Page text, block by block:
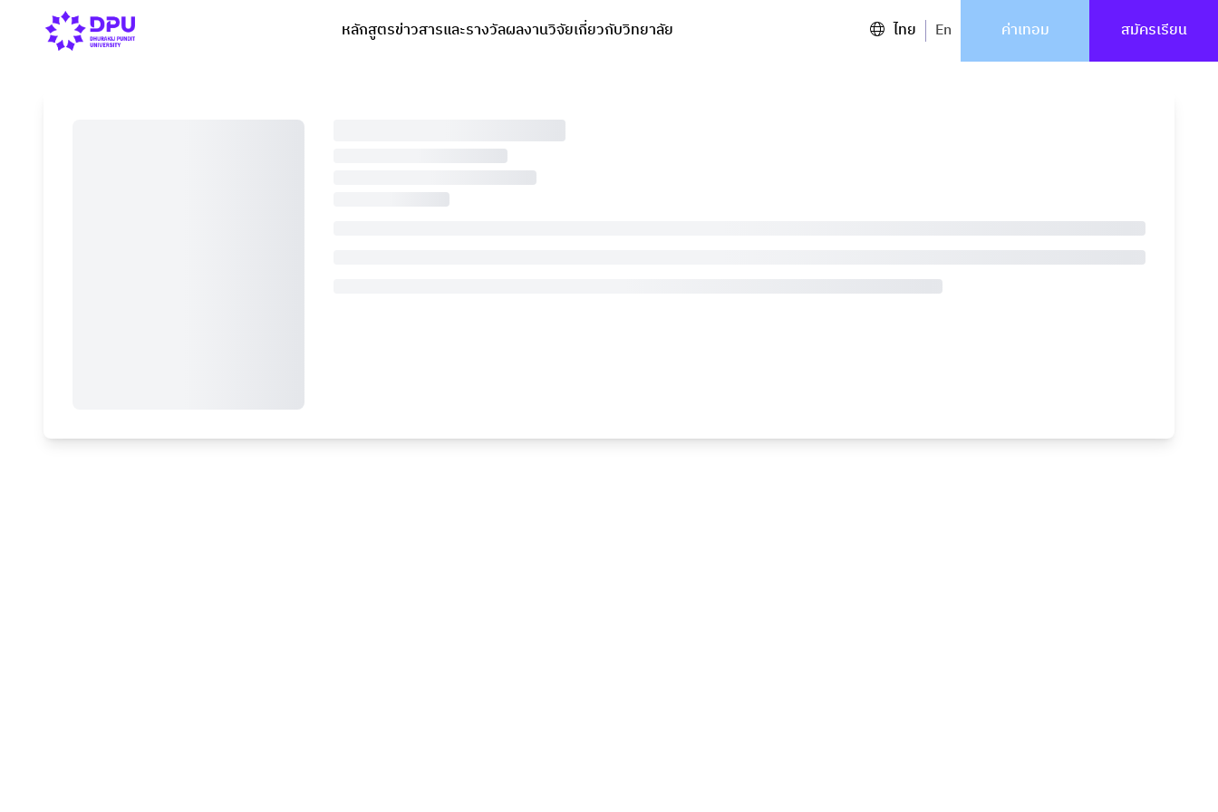
หลักสูตรข่าวสารและรางวัลผลงานวิจัยเกี่ยวกับวิทยาลัย ไทย En ค่าเทอม สมัครเรียน